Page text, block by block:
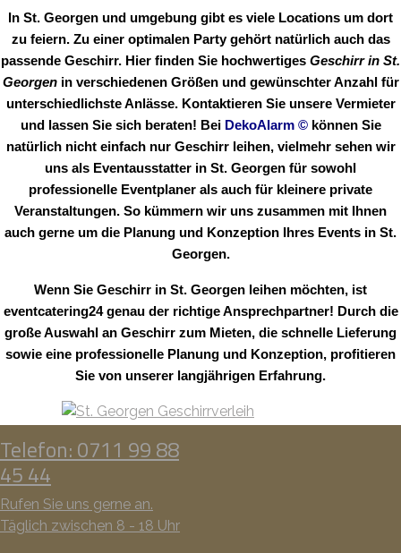
In St. Georgen und umgebung gibt es viele Locations um dort
zu feiern. Zu einer optimalen Party gehört natürlich auch das
passende Geschirr. Hier finden Sie hochwertiges Geschirr in St.
Georgenin verschiedenen Größen und gewünschter Anzahl für
unterschiedlichste Anlässe. Kontaktieren Sie unsere Vermieter
und lassen Sie sich beraten! Bei DekoAlarm © können Sie
natürlich nicht einfach nur Geschirr leihen, vielmehr sehen wir
uns als Eventausstatter in St. Georgen für sowohl
professionelle Eventplaner als auch für kleinere private
Veranstaltungen. So kümmern wir uns zusammen mit Ihnen
auch gerne um die Planung und Konzeption Ihres Events in St.
Georgen.
Wenn Sie Geschirr in St. Georgen leihen möchten, ist
eventcatering24 genau der richtige Ansprechpartner! Durch die
große Auswahl an Geschirr zum Mieten, die schnelle Lieferung
sowie eine professionelle Planung und Konzeption, profitieren
Sie von unserer langjährigen Erfahrung.
Telefon: 0711 99 88
45 44
Rufen Sie uns gerne an.
Täglich zwischen 8 - 18 Uhr